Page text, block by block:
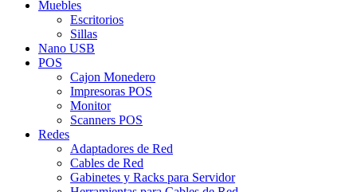
Muebles
Escritorios
Sillas
Nano USB
POS
Cajon Monedero
Impresoras POS
Monitor
Scanners POS
Redes
Adaptadores de Red
Cables de Red
Gabinetes y Racks para Servidor